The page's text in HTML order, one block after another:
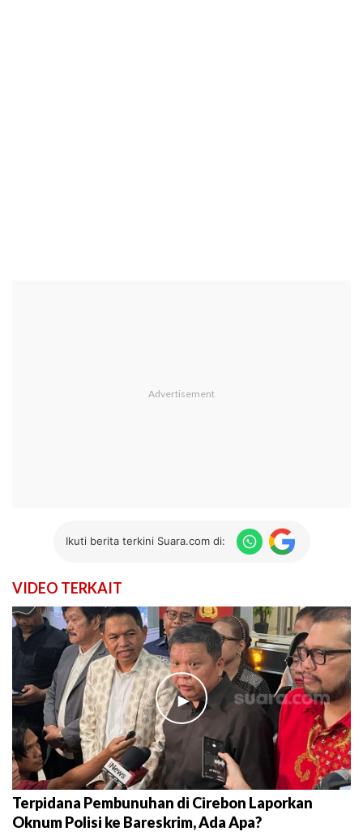
Ikuti berita terkini Suara.com di:
VIDEO TERKAIT
►
Terpidana Pembunuhan di Cirebon Laporkan
Oknum Polisi ke Bareskrim, Ada Apa?